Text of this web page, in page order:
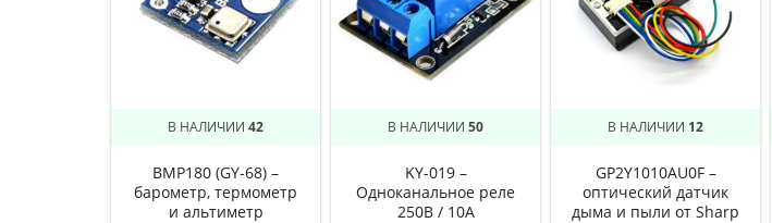
В НАЛИЧИИ 42
BMP180 (GY-68) –
барометр, термометр
и альтиметр
В НАЛИЧИИ 50
KY-019 –
Одноканальное реле
250В / 10А
В НАЛИЧИИ 12
GP2Y1010AU0F –
оптический датчик
дыма и пыли от Sharp